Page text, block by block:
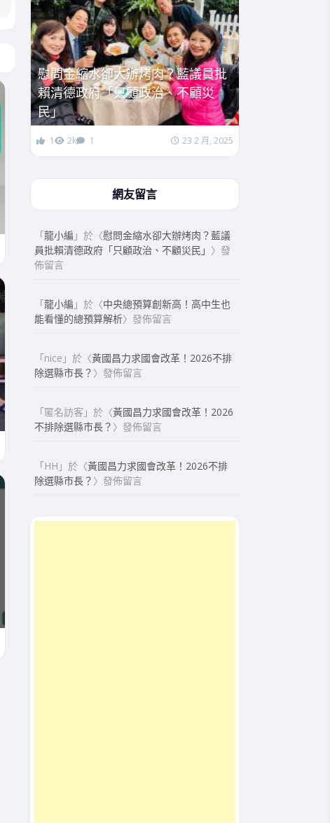
慰問金縮水卻大辦烤肉？藍議員批
賴清德政府「只顧政治、不顧災
民」
1 2k 1 23 2 月, 2025
網友留言
「龍小編 」於〈慰問金縮水卻大辦烤肉？藍議
員批賴清德政府「只顧政治、不顧災民」 〉發
佈留言
「龍小編 」於〈中央總預算創新高！高中生也
能看懂的總預算解析〉發佈留言
「nice 」於〈黃國昌力求國會改革！2026不排
除選縣市長？ 〉發佈留言
「匿名訪客 」於〈黃國昌力求國會改革！2026
不排除選縣市長？ 〉發佈留言
「HH 」於〈黃國昌力求國會改革！2026不排
除選縣市長？ 〉發佈留言